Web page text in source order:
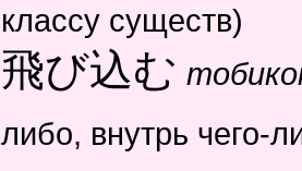
классу существ)
飛び込む
либо, внутрь чего-